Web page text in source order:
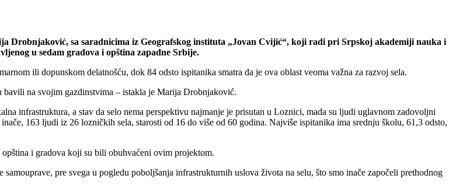
Drobnjaković, sa saradnicima iz Geografskog instituta „Jovan Cvijić“, koji radi pri Srpskoj akademiji nauka i
u sedam gradova i opština zapadne Srbije.
ili dopunskom delatnošću, dok 84 odsto ispitanika smatra da je ova oblast veoma važna za razvoj sela.
na svojim gazdinstvima – istakla je Marija Drobnjaković.
infrastruktura, a stav da selo nema perspektivu najmanje je prisutan u Loznici, mada su ljudi uglavnom zadovoljni
163 ljudi iz 26 lozničkih sela, starosti od 16 do više od 60 godina. Najviše ispitanika ima srednju školu, 61,3 odsto,
i gradova koji su bili obuhvaćeni ovim projektom.
pre svega u pogledu poboljšanja infrastrukturnih uslova života na selu, što smo inače započeli prethodnog